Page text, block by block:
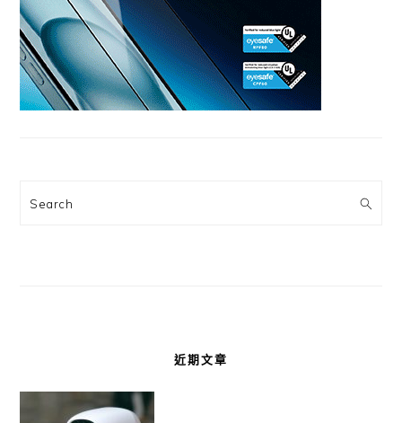
Search
近期文章